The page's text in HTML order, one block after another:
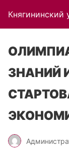
Княгининский
ЗНАНИЙ